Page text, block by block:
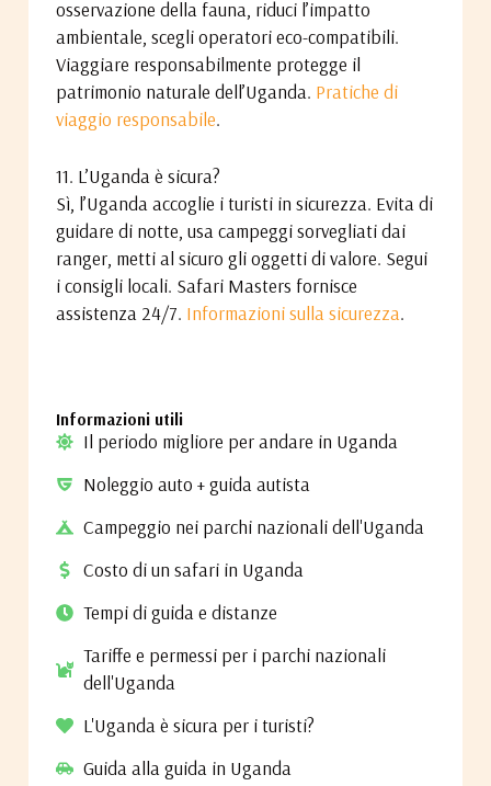
Informazioni utili
Il periodo migliore per andare in Uganda
Noleggio auto + guida autista
Campeggio nei parchi nazionali dell'Uganda
Costo di un safari in Uganda
Tempi di guida e distanze
Tariffe e permessi per i parchi nazionali
dell'Uganda
L'Uganda è sicura per i turisti?
Guida alla guida in Uganda
osservazione della fauna, riduci l’impatto
ambientale, scegli operatori eco-compatibili.
Viaggiare responsabilmente protegge il
patrimonio naturale dell’Uganda. Pratiche di
viaggio responsabile.
11. L’Uganda è sicura?
Sì, l’Uganda accoglie i turisti in sicurezza. Evita di
guidare di notte, usa campeggi sorvegliati dai
ranger, metti al sicuro gli oggetti di valore. Segui
i consigli locali. Safari Masters fornisce
assistenza 24/7. Informazioni sulla sicurezza.